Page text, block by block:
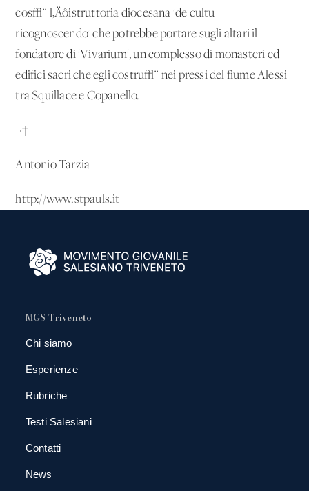
cos√¨ l‚Äôistruttoria diocesana 'de cultu
ricognoscendo' che potrebbe portare sugli altari il
fondatore di 'Vivarium', un complesso di monasteri ed
edifici sacri che egli costru√¨ nei pressi del fiume Alessi
tra Squillace e Copanello.
¬†
Antonio Tarzia
http://www.stpauls.it
MGS Triveneto
Chi siamo
Esperienze
Rubriche
Testi Salesiani
Contatti
News